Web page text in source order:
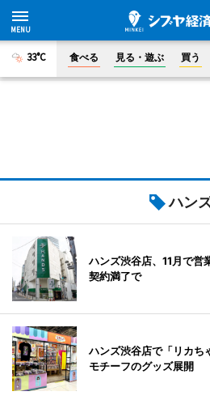
33°C 食べる 見る・遊ぶ 買う
ハン
ハンズ渋谷店、11月で
契約満了で
ハンズ渋谷店で「リカ
モチーフのグッズ展開